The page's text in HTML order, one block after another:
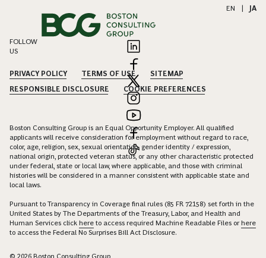
EN JA
FOLLOW
US
PRIVACY POLICY TERMS OF USE
SITEMAP
RESPONSIBLE DISCLOSURE
COOKIE PREFERENCES
Boston Consulting Group is an Equal Opportunity Employer. All qualified
applicants will receive consideration for employment without regard to race,
color, age, religion, sex, sexual orientation, gender identity / expression,
national origin, protected veteran status, or any other characteristic protected
under federal, state or local law, where applicable, and those with criminal
histories will be considered in a manner consistent with applicable state and
local laws.
Pursuant to Transparency in Coverage final rules (85 FR 72158) set forth in the
United States by The Departments of the Treasury, Labor, and Health and
Human Services click here to access required Machine Readable Files orhere
to access the Federal No Surprises Bill Act Disclosure.
© 2026 Boston Consulting Group